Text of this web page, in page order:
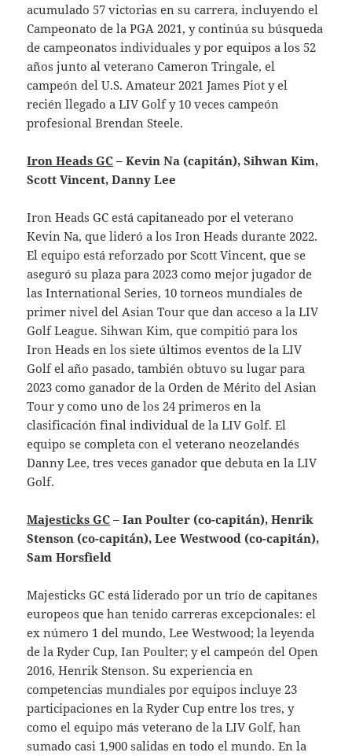
acumulado 57 victorias en su carrera, incluyendo el
Campeonato de la PGA 2021, y continúa su búsqueda
de campeonatos individuales y por equipos a los 52
años junto al veterano Cameron Tringale, el
campeón del U.S. Amateur 2021 James Piot y el
recién llegado a LIV Golf y 10 veces campeón
profesional Brendan Steele.
Iron Heads GC – Kevin Na (capitán), Sihwan Kim,
Scott Vincent, Danny Lee
Iron Heads GC está capitaneado por el veterano
Kevin Na, que lideró a los Iron Heads durante 2022.
El equipo está reforzado por Scott Vincent, que se
aseguró su plaza para 2023 como mejor jugador de
las International Series, 10 torneos mundiales de
primer nivel del Asian Tour que dan acceso a la LIV
Golf League. Sihwan Kim, que compitió para los
Iron Heads en los siete últimos eventos de la LIV
Golf el año pasado, también obtuvo su lugar para
2023 como ganador de la Orden de Mérito del Asian
Tour y como uno de los 24 primeros en la
clasificación final individual de la LIV Golf. El
equipo se completa con el veterano neozelandés
Danny Lee, tres veces ganador que debuta en la LIV
Golf.
Majesticks GC – Ian Poulter (co-capitán), Henrik
Stenson (co-capitán), Lee Westwood (co-capitán),
Sam Horsfield
Majesticks GC está liderado por un trío de capitanes
europeos que han tenido carreras excepcionales: el
ex número 1 del mundo, Lee Westwood; la leyenda
de la Ryder Cup, Ian Poulter; y el campeón del Open
2016, Henrik Stenson. Su experiencia en
competencias mundiales por equipos incluye 23
participaciones en la Ryder Cup entre los tres, y
como el equipo más veterano de la LIV Golf, han
sumado casi 1,900 salidas en todo el mundo. En la